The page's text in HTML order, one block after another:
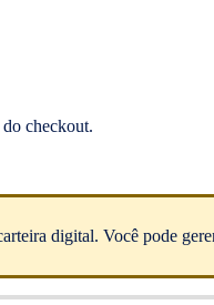
checkout.
digital. Você pode